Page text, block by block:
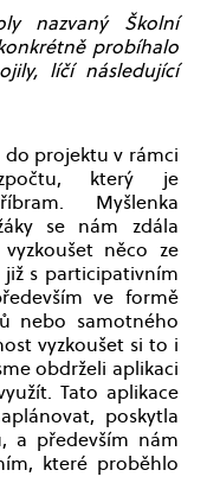
nazvaný Školní
probíhalo
líčí následující
do projektu v rámci
který je
Myšlenka
se nám zdála
něco ze
již s participativním
ve formě
nebo samotného
vyzkoušet si to i
obdrželi aplikaci
Tato aplikace
poskytla
a především nám
které proběhlo